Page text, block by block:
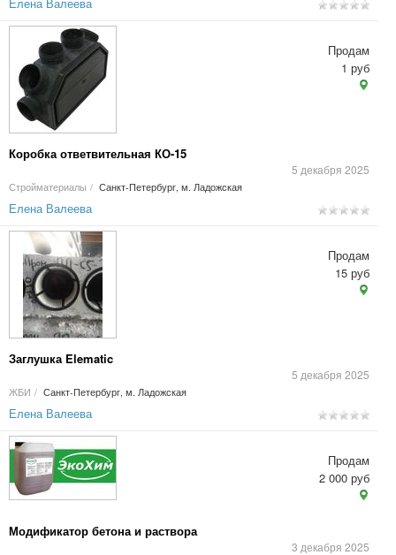
Коробка ответвительная КО-15
5 декабря 2025
Стройматериалы / Санкт-Петербург, м. Ладожская
Продам
1 руб
Елена Валеева
Заглушка Elematic
5 декабря 2025
ЖБИ / Санкт-Петербург, м. Ладожская
Продам
15 руб
Елена Валеева
Модификатор бетона и раствора
3 декабря 2025
Продам
2 000 руб